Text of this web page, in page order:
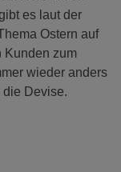
es laut der
Ostern auf
Kunden zum
wieder anders
Devise.